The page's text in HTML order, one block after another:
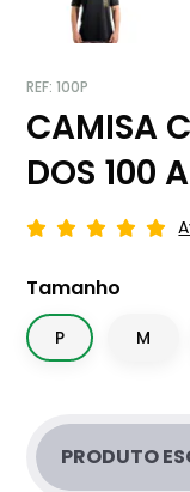
REF: 100P
CAMISA
DOS 100
Tamanho
P M
PRODUTO